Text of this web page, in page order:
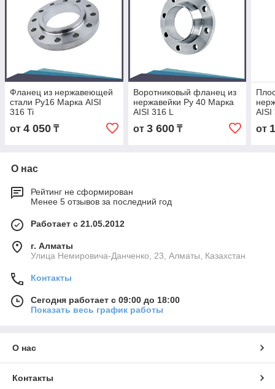
Фланец из нержавеющей
стали Ру16 Марка AISI
316 Ti
от 4 050 ₸
Воротниковый фланец из
нержавейки Ру 40 Марка
AISI 316 L
от 3 600₸
AISI
от
О нас
Рейтинг не сформирован
Менее 5 отзывов за последний год
Работает с 21.05.2012
г. Алматы
Улица Немировича-Данченко, 23, Алматы, Казахстан
Контакты
Сегодня работает с 09:00 до 18:00
Показать весь график работы
О нас
Контакты